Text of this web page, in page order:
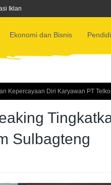
Iklan
Ekonomi dan Bisnis
Kepercayaan Diri Karyawan PT
Sulbagteng